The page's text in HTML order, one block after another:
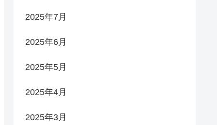
2025年7月
2025年6月
2025年5月
2025年4月
2025年3月